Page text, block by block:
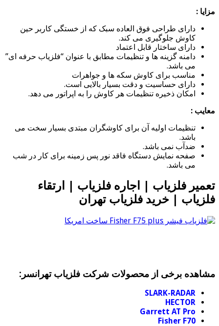
مزایا :
دارای طراحی فوق العاده سبک که از خستگی کاربر حین
کاوش جلوگیری می کند.
دارای ساختار قابل اعتماد
دامنه گزینه ها و تنظیمات مطابق با عنوان “فلزیاب حرفه ای”
می باشد.
مناسب برای کاوش سکه ها و جواهرات
دارای حساسیت و دقت بسیار بالایی است.
امکان ذخیره تنظیمات هر کاوش را به اپراتور می دهد.
معایب :
تنظیمات اولیه آن برای کاوشگران مبتدی بسیار سخت می
باشد.
ضدآب نمی باشد.
صفحه نمایش دستگاه فاقد نور پس زمینه برای کار در شب
می باشد.
تعمیر فلزیاب | اجاره فلزیاب | ارتقاء
فلزیاب | خرید فلزیاب تهران
مشاهده برخی از محصولات شرکت فلزیاب تهرانسر:
SLARK-RADAR
HECTOR
Garrett AT Pro
Fisher F70